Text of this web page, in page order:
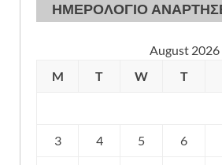
ΗΜΕΡΟΛΟΓΙΟ
August 2026
M
T W T
3 4 5 6